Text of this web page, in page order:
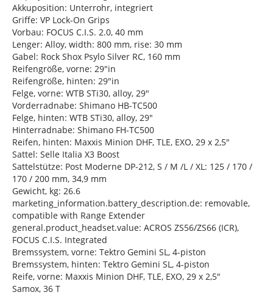
Akkuposition: Unterrohr, integriert
Griffe: VP Lock-On Grips
Vorbau: FOCUS C.I.S. 2.0, 40 mm
Lenger: Alloy, width: 800 mm, rise: 30 mm
Gabel: Rock Shox Psylo Silver RC, 160 mm
Reifengröße, vorne: 29"in
Reifengröße, hinten: 29"in
Felge, vorne: WTB STi30, alloy, 29"
Vorderradnabe: Shimano HB-TC500
Felge, hinten: WTB STi30, alloy, 29"
Hinterradnabe: Shimano FH-TC500
Reifen, hinten: Maxxis Minion DHF, TLE, EXO, 29 x 2,5"
Sattel: Selle Italia X3 Boost
Sattelstütze: Post Moderne DP-212, S / M /L / XL: 125 / 170 /
170 / 200 mm, 34,9 mm
Gewicht, kg: 26.6
marketing_information.battery_description.de: removable,
compatible with Range Extender
general.product_headset.value: ACROS ZS56/ZS66 (ICR),
FOCUS C.I.S. Integrated
Bremssystem, vorne: Tektro Gemini SL, 4-piston
Bremssystem, hinten: Tektro Gemini SL, 4-piston
Reife, vorne: Maxxis Minion DHF, TLE, EXO, 29 x 2,5"
Samox, 36 T